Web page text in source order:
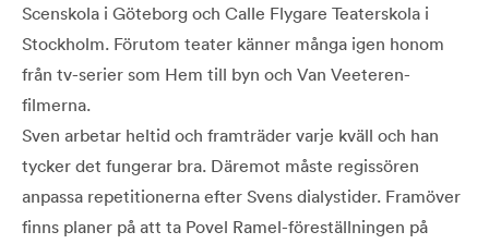
Scenskola i Göteborg och Calle Flygare Teater­skola i
Stockholm. Förutom teater känner många igen honom
från tv-serier som Hem till byn och Van Veeteren-
filmerna.
Sven arbetar heltid och framträder varje kväll och han
tycker det fungerar bra. Däremot måste regissören
anpassa repetitionerna efter Svens dialystider. Framöver
finns planer på att ta Povel Ramel-föreställningen på